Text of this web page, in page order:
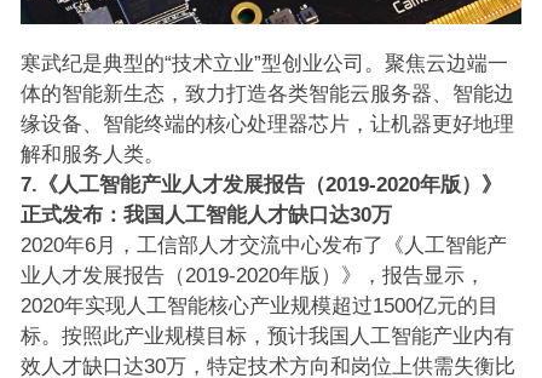
寒武纪是典型的“技术立业”型创业公司。聚焦云边端一
体的智能新生态，致力打造各类智能云服务器、智能边
缘设备、智能终端的核心处理器芯片，让机器更好地理
解和服务人类。
7.《人工智能产业人才发展报告（2019-2020年版）》
正式发布：我国人工智能人才缺口达30万
2020年6月，工信部人才交流中心发布了《人工智能产
业人才发展报告（2019-2020年版）》，报告显示，
2020年实现人工智能核心产业规模超过1500亿元的目
标。按照此产业规模目标，预计我国人工智能产业内有
效人才缺口达30万，特定技术方向和岗位上供需失衡比